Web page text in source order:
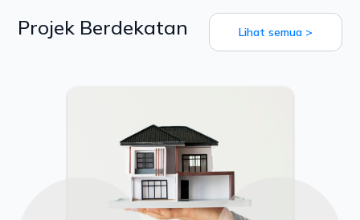
Projek Berdekatan Lihat semua >